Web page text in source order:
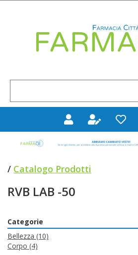
/ Catalogo Prodotti
RVB LAB -50
Categorie
Bellezza (10)
Corpo (4)